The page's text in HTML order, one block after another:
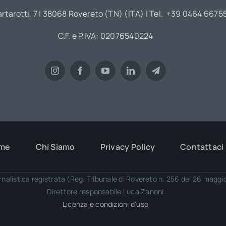
7 | 38068 Rovereto (TN) (ITA) | Tel. +39 0464
C.F. e P.IVA: 02076540224
Chi Siamo Privacy Policy Contattaci
registrata (Reg. Tribunale di Rovereto n. 256 del 26
Direttore responsabile Luca Zanoni
Licenza e condizioni d’uso